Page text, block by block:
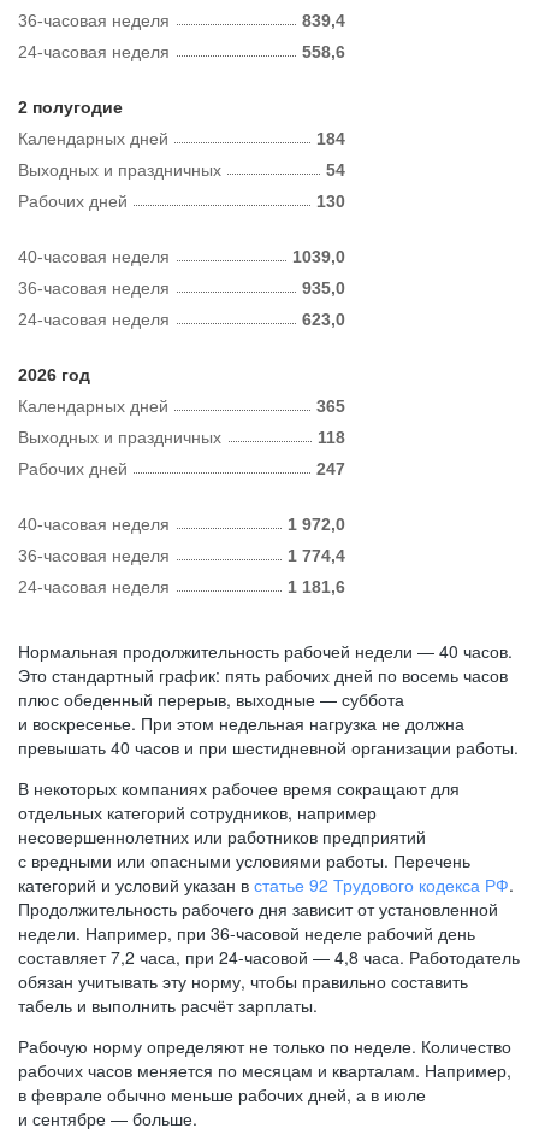
36-часовая неделя
839,4
24-часовая неделя
558,6
2 полугодие
Календарных дней
184
Рабочих дней 130
Выходных и праздничных 54
40-часовая неделя
1039,0
36-часовая неделя
935,0
24-часовая неделя
623,0
2026 год
Календарных дней
365
Рабочих дней 247
Выходных и праздничных 118
40-часовая неделя
1 972,0
36-часовая неделя
1 774,4
24-часовая неделя
1 181,6
Нормальная продолжительность рабочей недели — 40 часов.
Это стандартный график: пять рабочих дней по восемь часов
плюс обеденный перерыв, выходные — суббота
и воскресенье. При этом недельная нагрузка не должна
превышать 40 часов и при шестидневной организации работы.
В некоторых компаниях рабочее время сокращают для
отдельных категорий сотрудников, например
несовершеннолетних или работников предприятий
с вредными или опасными условиями работы. Перечень
категорий и условий указан в статье 92 Трудового кодекса РФ.
Продолжительность рабочего дня зависит от установленной
недели. Например, при 36-часовой неделе рабочий день
составляет 7,2 часа, при 24-часовой — 4,8 часа. Работодатель
обязан учитывать эту норму, чтобы правильно составить
табель и выполнить расчёт зарплаты.
Рабочую норму определяют не только по неделе. Количество
рабочих часов меняется по месяцам и кварталам. Например,
в феврале обычно меньше рабочих дней, а в июле
и сентябре — больше.